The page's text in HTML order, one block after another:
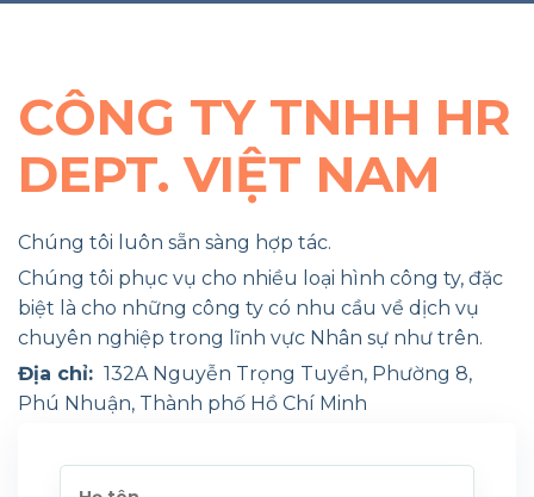
CÔNG TY TNHH HR
DEPT. VIỆT NAM
Chúng tôi luôn sẵn sàng hợp tác.
Chúng tôi phục vụ cho nhiều loại hình công ty, đặc
biệt là cho những công ty có nhu cầu về dịch vụ
chuyên nghiệp trong lĩnh vực Nhân sự như trên.
Địa chỉ: 132A Nguyễn Trọng Tuyển, Phường 8,
Phú Nhuận, Thành phố Hồ Chí Minh
Điện thoại: